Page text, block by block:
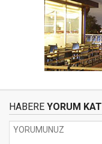
HABERE YORUM KAT